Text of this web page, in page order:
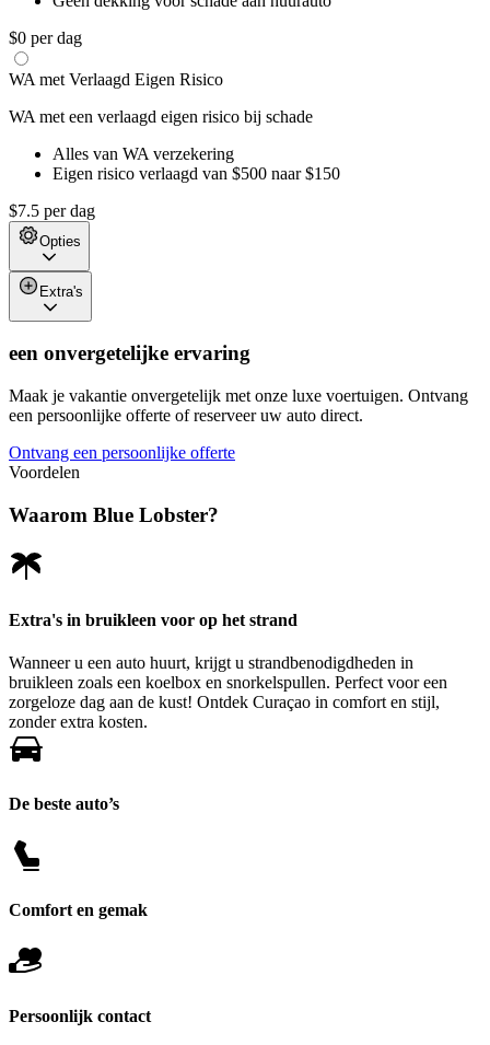
$0 per dag
WA met Verlaagd Eigen Risico
WA met een verlaagd eigen risico bij schade
Alles van WA verzekering
Eigen risico verlaagd van $500 naar $150
$7.5 per dag
Opties
Extra's
een onvergetelijke ervaring
Maak je vakantie onvergetelijk met onze luxe voertuigen. Ontvang
een persoonlijke offerte of reserveer uw auto direct.
Ontvang een persoonlijke offerte
Voordelen
Waarom Blue Lobster?
Extra's in bruikleen voor op het strand
Wanneer u een auto huurt, krijgt u strandbenodigdheden in
bruikleen zoals een koelbox en snorkelspullen. Perfect voor een
zorgeloze dag aan de kust! Ontdek Curaçao in comfort en stijl,
zonder extra kosten.
De beste auto’s
Comfort en gemak
Persoonlijk contact